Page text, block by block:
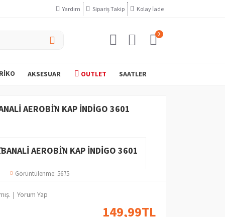
Yardım Sipariş Takip Kolay İade
0
AKSESUAR OUTLET SAATLER
AEROBİN KAP İNDIGO 3601
AEROBİN KAP İNDIGO 3601
Görüntülenme: 5675
| Yorum Yap
149,99TL